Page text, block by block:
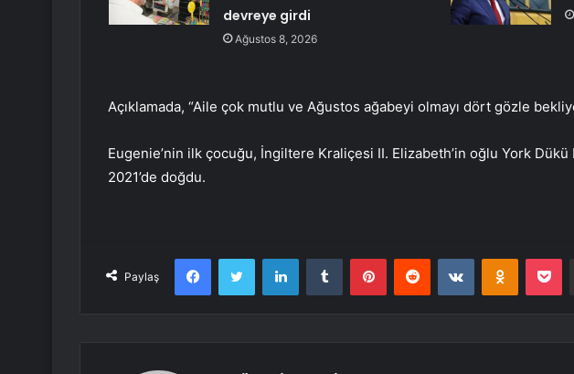
devreye girdi
Ağustos 8, 2026
Açıklamada, “Aile çok mutlu ve Ağustos ağabeyi olmayı dört gözle
Eugenie’nin ilk çocuğu, İngiltere Kraliçesi II. Elizabeth’in oğlu York Dükü
2021’de doğdu.
Paylaş
FacebookTwitter LinkedInTumblr PinterestReddit VKontakte